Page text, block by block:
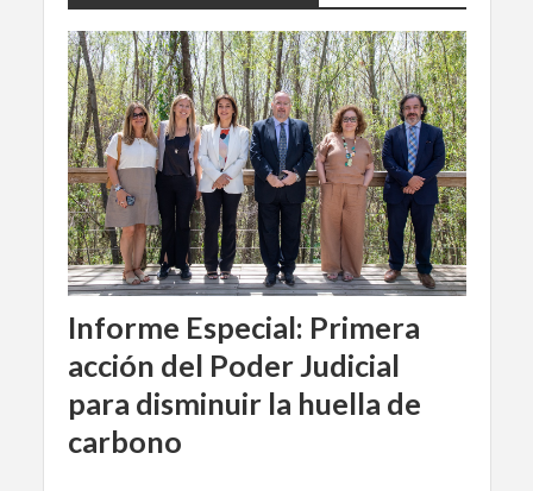
Informe Especial: Primera
acción del Poder Judicial
para disminuir la huella de
carbono